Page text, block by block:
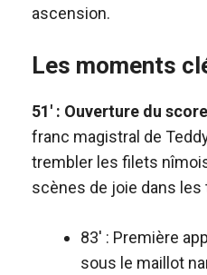
ascension.
Les moments
51′ : Ouverture du
franc magistral de
trembler les filets
scènes de joie dans les
83′ : Première
sous le maillot